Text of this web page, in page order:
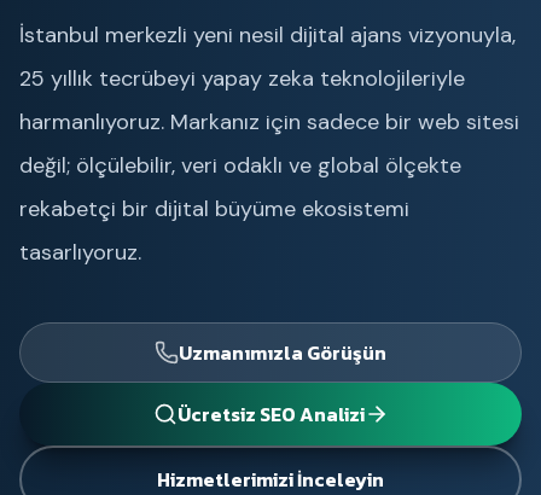
İstanbul merkezli yeni nesil dijital ajans vizyonuyla,
25 yıllık tecrübeyi yapay zeka teknolojileriyle
harmanlıyoruz. Markanız için sadece bir web sitesi
değil; ölçülebilir, veri odaklı ve global ölçekte
rekabetçi bir dijital büyüme ekosistemi
tasarlıyoruz.
Uzmanımızla Görüşün
Ücretsiz SEO Analizi
Hizmetlerimizi İnceleyin